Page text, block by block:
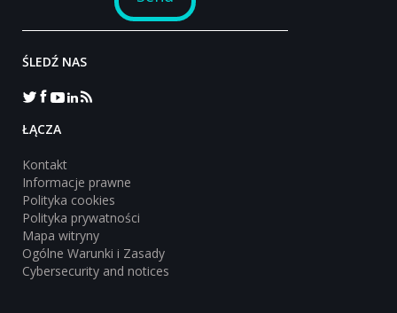
ŚLEDŹ NAS
‎ŁĄCZA
Kontakt
Informacje prawne
Polityka cookies
Polityka prywatności
Mapa witryny
Ogólne Warunki i Zasady
Cybersecurity and notices